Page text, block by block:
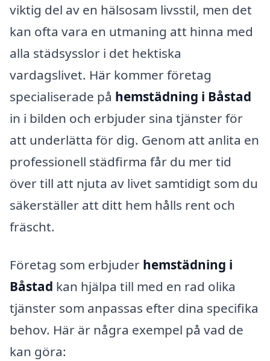
viktig del av en hälsosam livsstil, men det
kan ofta vara en utmaning att hinna med
alla städsysslor i det hektiska
vardagslivet. Här kommer företag
specialiserade på hemstädning i Båstad
in i bilden och erbjuder sina tjänster för
att underlätta för dig. Genom att anlita en
professionell städfirma får du mer tid
över till att njuta av livet samtidigt som du
säkerställer att ditt hem hålls rent och
fräscht.
Företag som erbjuder hemstädning i
Båstad kan hjälpa till med en rad olika
tjänster som anpassas efter dina specifika
behov. Här är några exempel på vad de
kan göra: